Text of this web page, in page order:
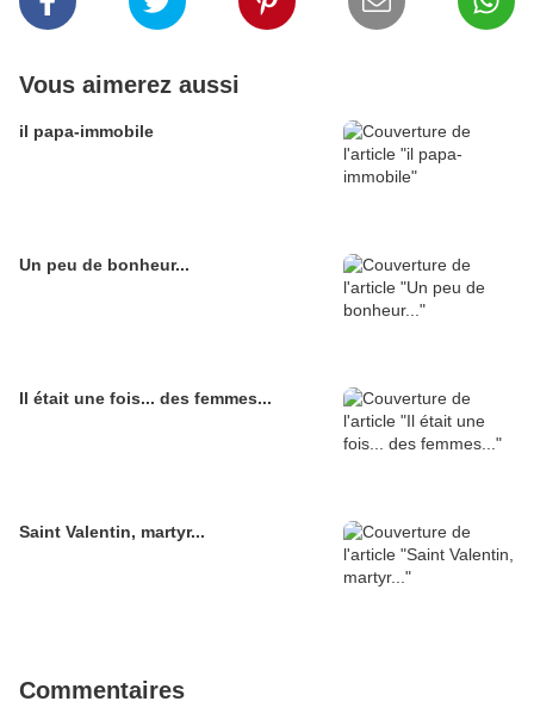
Vous aimerez aussi
il papa-immobile
Un peu de bonheur...
Il était une fois... des femmes...
Saint Valentin, martyr...
Commentaires